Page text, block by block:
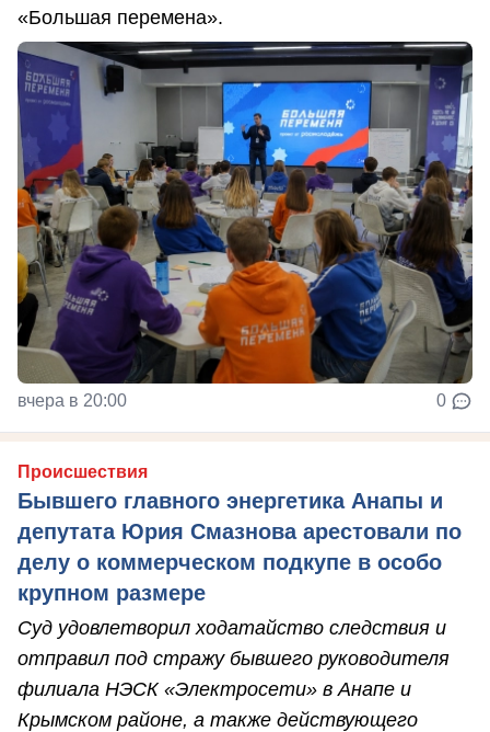
«Большая перемена».
вчера в 20:00 0
Происшествия
Бывшего главного энергетика Анапы и
депутата Юрия Смазнова арестовали по
делу о коммерческом подкупе в особо
крупном размере
Суд удовлетворил ходатайство следствия и
отправил под стражу бывшего руководителя
филиала НЭСК «Электросети» в Анапе и
Крымском районе, а также действующего